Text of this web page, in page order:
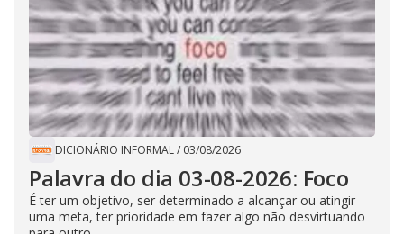
DICIONÁRIO INFORMAL/ 03/08/2026
Palavra do dia 03-08-2026: Foco
É ter um objetivo, ser determinado a alcançar ou atingir
uma meta, ter prioridade em fazer algo não desvirtuando